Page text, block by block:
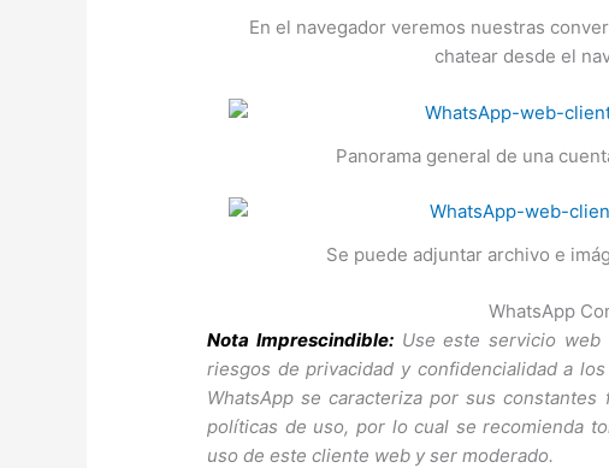
En el navegador veremos nuestras
chatear desde el
Panorama general de una
Se puede adjuntar archivo e
WhatsApp
Nota Imprescindible:Use este servicio web
riesgos de privacidad y confidencialidad a
WhatsApp se caracteriza por sus
políticas de uso, por lo cual se recomienda
uso de este cliente web y ser moderado.